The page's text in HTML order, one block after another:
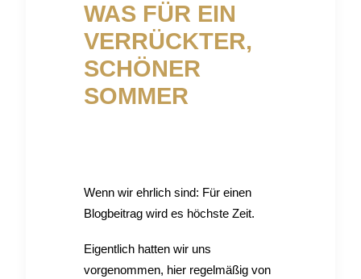
WAS FÜR EIN
VERRÜCKTER,
SCHÖNER
SOMMER
Wenn wir ehrlich sind: Für einen
Blogbeitrag wird es höchste Zeit.
Eigentlich hatten wir uns
vorgenommen, hier regelmäßig von